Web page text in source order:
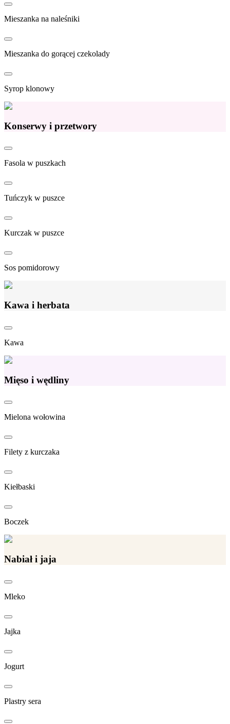
Mieszanka na naleśniki
Mieszanka do gorącej czekolady
Syrop klonowy
Konserwy i przetwory
Fasola w puszkach
Tuńczyk w puszce
Kurczak w puszce
Sos pomidorowy
Kawa i herbata
Kawa
Mięso i wędliny
Mielona wołowina
Filety z kurczaka
Kiełbaski
Boczek
Nabiał i jaja
Mleko
Jajka
Jogurt
Plastry sera